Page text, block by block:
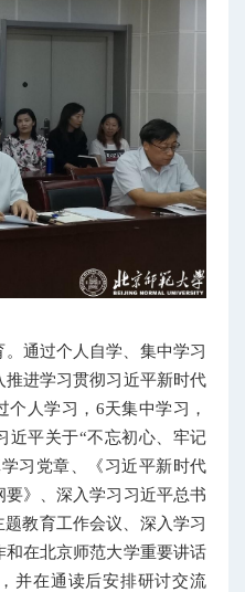
通过个人自学、集中学习
进学习贯彻习近平新时代
人学习，6天集中学习，
近平关于“不忘初心、牢记
习党章、《习近平新时代
》、深入学习习近平总书
教育工作会议、深入学习
在北京师范大学重要讲话
并在通读后安排研讨交流